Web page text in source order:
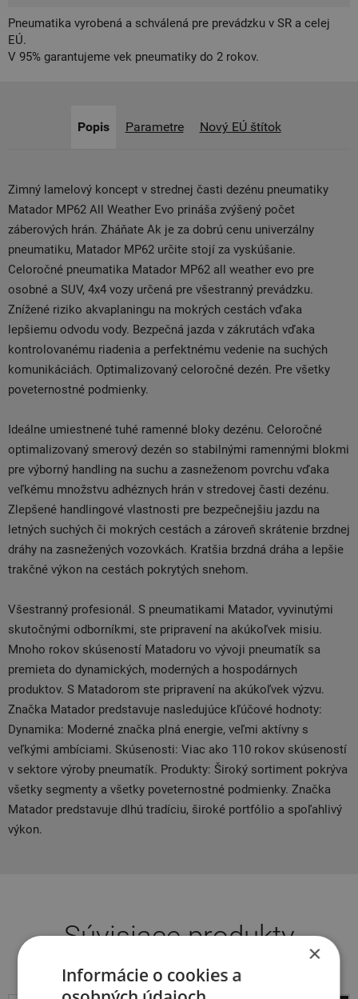
Pneumatika vyrobená a schválená pre prevádzku v SR a celej
EÚ.
V 95% garantujeme vek pneumatiky do 2 rokov.
Popis Parametre Nový EÚ štítok
Zimný lamelový koncept v strednej časti dezénu pneumatiky
Matador MP62 All Weather Evo prináša zvýšený počet
záberových hrán. Zháňate Ak je za dobrú cenu univerzálny
pneumatiku, Matador MP62 určite stojí za vyskúšanie.
Celoročné pneumatika Matador MP62 all weather evo pre
osobné a SUV, 4x4 vozy určená pre všestranný prevádzku.
Znížené riziko akvaplaningu na mokrých cestách vďaka
lepšiemu odvodu vody. Bezpečná jazda v zákrutách vďaka
kontrolovanému riadenia a perfektnému vedenie na suchých
komunikáciách. Optimalizovaný celoročné dezén. Pre všetky
poveternostné podmienky.
Ideálne umiestnené tuhé ramenné bloky dezénu. Celoročné
optimalizovaný smerový dezén so stabilnými ramennými blokmi
pre výborný handling na suchu a zasneženom povrchu vďaka
veľkému množstvu adhéznych hrán v stredovej časti dezénu.
Zlepšené handlingové vlastnosti pre bezpečnejšiu jazdu na
letných suchých či mokrých cestách a zároveň skrátenie brzdnej
dráhy na zasnežených vozovkách. Kratšia brzdná dráha a lepšie
trakčné výkon na cestách pokrytých snehom.
Všestranný profesionál. S pneumatikami Matador, vyvinutými
skutočnými odborníkmi, ste pripravení na akúkoľvek misiu.
Mnoho rokov skúseností Matadoru vo vývoji pneumatík sa
premieta do dynamických, moderných a hospodárnych
produktov. S Matadorom ste pripravení na akúkoľvek výzvu.
Značka Matador predstavuje nasledujúce kľúčové hodnoty:
Dynamika: Moderné značka plná energie, veľmi aktívny s
veľkými ambíciami. Skúsenosti: Viac ako 110 rokov skúseností
v sektore výroby pneumatík. Produkty: Široký sortiment pokrýva
všetky segmenty a všetky poveternostné podmienky. Značka
Matador predstavuje dlhú tradíciu, široké portfólio a spoľahlivý
výkon.
Súvisiace produkty
×
Informácie o cookies a